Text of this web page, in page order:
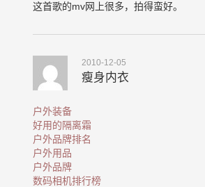
这首歌的mv网上很多，拍得蛮好。
2010-12-05
瘦身内衣
户外装备
好用的隔离霜
户外品牌排名
户外用品
户外品牌
数码相机排行榜